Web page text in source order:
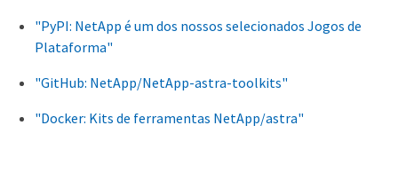
"PyPI: NetApp é um dos nossos selecionados Jogos de
Plataforma"
"GitHub: NetApp/NetApp-astra-toolkits"
"Docker: Kits de ferramentas NetApp/astra"